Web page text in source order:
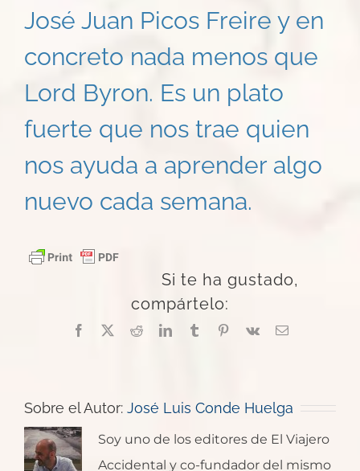
José Juan Picos Freire y en
concreto nada menos que
Lord Byron. Es un plato
fuerte que nos trae quien
nos ayuda a aprender algo
nuevo cada semana.
Si te ha gustado,
compártelo:
Facebook
X RedditLinkedInTumblrPinterest
Vk
Correo
Sobre el Autor: José Luis Conde Huelga
Soy uno de los editores de El Viajero
Accidental y co-fundador del mismo